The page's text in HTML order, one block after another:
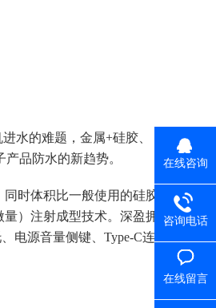
水的难题，金属+硅胶、
品防水的新趋势。
时体积比一般使用的硅胶
）注射成型技术。深盈拥
电源音量侧键、Type-C连
在线咨询
咨询电话
在线留言